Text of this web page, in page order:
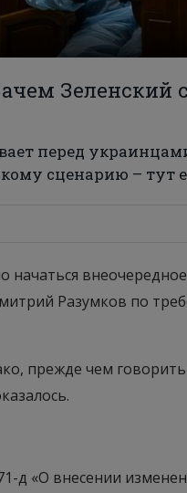
Зеленский
перед
сценарию – тут
начаться
Разумков по
прежде чем
д «О внесении